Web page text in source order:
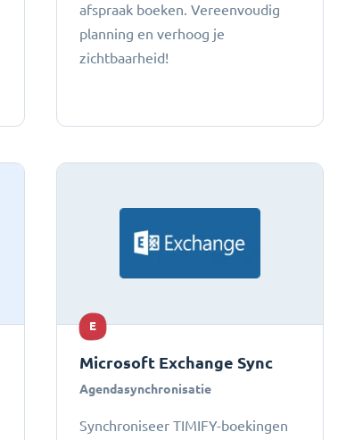
afspraak boeken. Vereenvoudig
planning en verhoog je
zichtbaarheid!
E
Microsoft Exchange Sync
Agendasynchronisatie
Synchroniseer TIMIFY-boekingen